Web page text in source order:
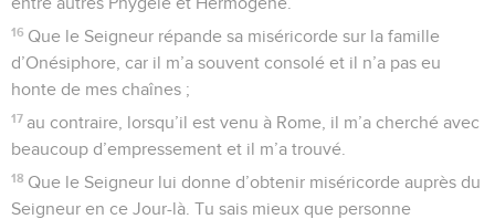
16 Que le Seigneur répande sa miséricorde sur la famille
d’Onésiphore, car il m’a souvent consolé et il n’a pas eu
honte de mes chaînes ;
17 au contraire, lorsqu’il est venu à Rome, il m’a cherché avec
beaucoup d’empressement et il m’a trouvé.
18 Que le Seigneur lui donne d’obtenir miséricorde auprès du
Seigneur en ce Jour-là. Tu sais mieux que personne